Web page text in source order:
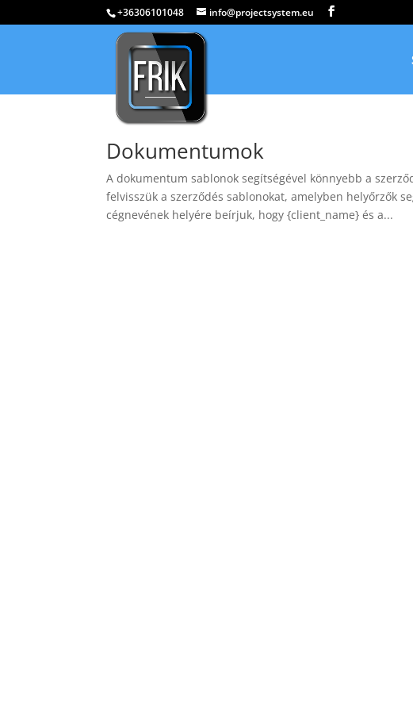
+36306101048 info@projectsystem.eu
Dokumentumok
A dokumentum sablonok segítségével könnyebb a
felvisszük a szerződés sablonokat, amelyben helyőrzők
cégnevének helyére beírjuk, hogy {client_name} és a...